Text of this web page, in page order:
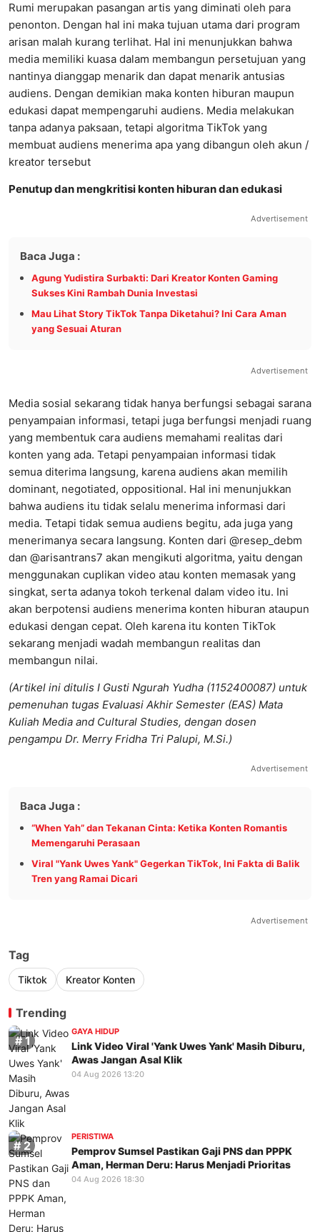
Rumi merupakan pasangan artis yang diminati oleh para
penonton. Dengan hal ini maka tujuan utama dari program
arisan malah kurang terlihat. Hal ini menunjukkan bahwa
media memiliki kuasa dalam membangun persetujuan yang
nantinya dianggap menarik dan dapat menarik antusias
audiens. Dengan demikian maka konten hiburan maupun
edukasi dapat mempengaruhi audiens. Media melakukan
tanpa adanya paksaan, tetapi algoritma TikTok yang
membuat audiens menerima apa yang dibangun oleh akun /
kreator tersebut
Penutup dan mengkritisi konten hiburan dan edukasi
Advertisement
Baca Juga :
Agung Yudistira Surbakti: Dari Kreator Konten Gaming
Sukses Kini Rambah Dunia Investasi
Mau Lihat Story TikTok Tanpa Diketahui? Ini Cara Aman
yang Sesuai Aturan
Advertisement
Media sosial sekarang tidak hanya berfungsi sebagai sarana
penyampaian informasi, tetapi juga berfungsi menjadi ruang
yang membentuk cara audiens memahami realitas dari
konten yang ada. Tetapi penyampaian informasi tidak
semua diterima langsung, karena audiens akan memilih
dominant, negotiated, oppositional. Hal ini menunjukkan
bahwa audiens itu tidak selalu menerima informasi dari
media. Tetapi tidak semua audiens begitu, ada juga yang
menerimanya secara langsung. Konten dari @resep_debm
dan @arisantrans7 akan mengikuti algoritma, yaitu dengan
menggunakan cuplikan video atau konten memasak yang
singkat, serta adanya tokoh terkenal dalam video itu. Ini
akan berpotensi audiens menerima konten hiburan ataupun
edukasi dengan cepat. Oleh karena itu konten TikTok
sekarang menjadi wadah membangun realitas dan
membangun nilai.
(Artikel ini ditulis I Gusti Ngurah Yudha (1152400087) untuk
pemenuhan tugas Evaluasi Akhir Semester (EAS) Mata
Kuliah Media and Cultural Studies, dengan dosen
pengampu Dr. Merry Fridha Tri Palupi, M.Si.)
Advertisement
Baca Juga :
“When Yah” dan Tekanan Cinta: Ketika Konten Romantis
Memengaruhi Perasaan
Viral "Yank Uwes Yank" Gegerkan TikTok, Ini Fakta di Balik
Tren yang Ramai Dicari
Advertisement
Tag
Tiktok Kreator Konten
Trending
GAYA HIDUP
Link Video Viral 'Yank Uwes Yank' Masih Diburu,
Awas Jangan Asal Klik
04 Aug 2026 13:20
PERISTIWA
Pemprov Sumsel Pastikan Gaji PNS dan PPPK
Aman, Herman Deru: Harus Menjadi Prioritas
04 Aug 2026 18:30